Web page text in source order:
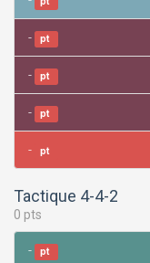
- pt
- pt
- pt
- pt
Tactique 4-4-2
0 pts
- pt